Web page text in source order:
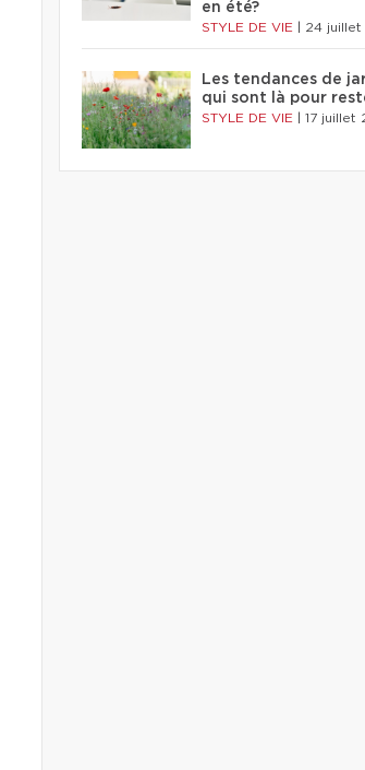
en été?
STYLE DE VIE 24
Les tendances de
qui sont là pour
STYLE DE VIE 17 juillet